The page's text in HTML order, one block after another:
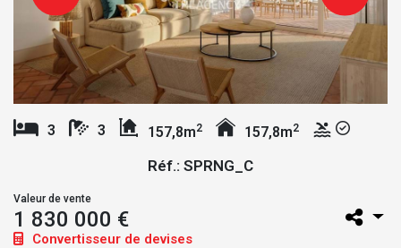
3 3 157,8m2 157,8m2
Réf.: SPRNG_C
Valeur de vente
1 830 000 €
Convertisseur de devises